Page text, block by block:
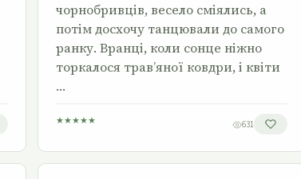
чорнобривців, весело сміялись, а
потім досхочу танцювали до самого
ранку. Вранці, коли сонце ніжно
торкалося трав’яної ковдри, і квіти
…
★★★★★ 631
Про Юлю та чемне слово